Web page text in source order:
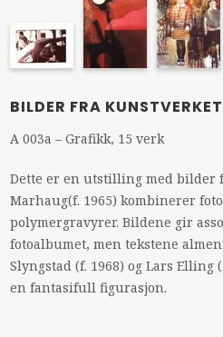
BILDER FRA KUNSTVERKET
A 003a – Grafikk, 15 verk
Dette er en utstilling med bilder
Marhaug(f. 1965) kombinerer
polymergravyrer. Bildene gir
fotoalbumet, men tekstene
Slyngstad (f. 1968) og Lars
en fantasifull figurasjon.